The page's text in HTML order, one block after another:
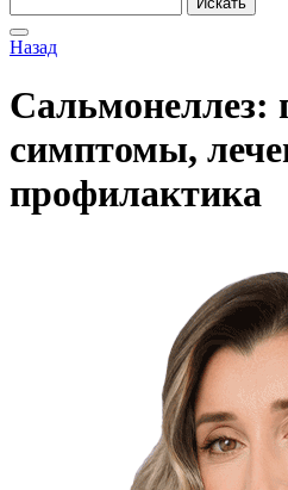
Назад
Сальмонеллез:
симптомы,
профилактика